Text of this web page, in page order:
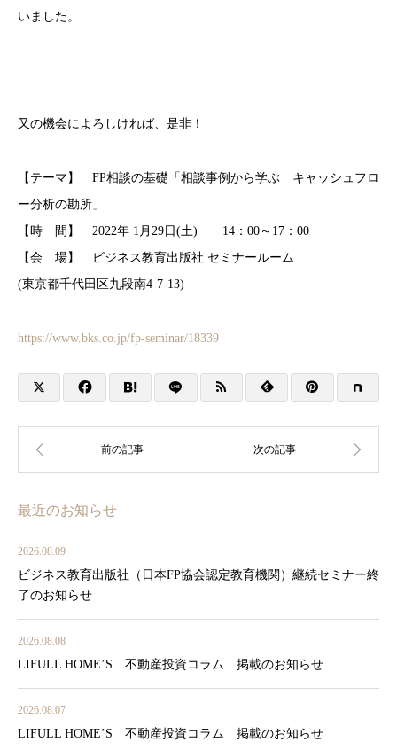
いました。
又の機会によろしければ、是非！
【テーマ】 FP相談の基礎「相談事例から学ぶ キャッシュフロ
ー分析の勘所」
【時 間】 2022年 1月29日(土) 14：00～17：00
【会 場】 ビジネス教育出版社 セミナールーム
(東京都千代田区九段南4-7-13)
https://www.bks.co.jp/fp-seminar/18339
最近のお知らせ
2026.08.09
ビジネス教育出版社（日本FP協会認定教育機関）継続セミナー終
了のお知らせ
2026.08.08
LIFULL HOME’S 不動産投資コラム 掲載のお知らせ
2026.08.07
LIFULL HOME’S 不動産投資コラム 掲載のお知らせ